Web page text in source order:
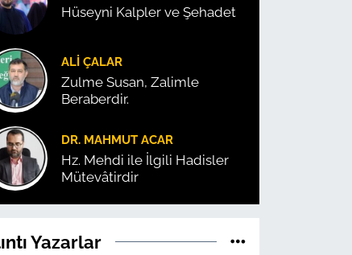
Hüseyni Kalpler ve Şehadet
ALI ÇALAR
Zulme Susan, Zalimle
Beraberdir.
DR. MAHMUT ACAR
Hz. Mehdi ile İlgili Hadisler
Mütevâtirdir
Yazarlar